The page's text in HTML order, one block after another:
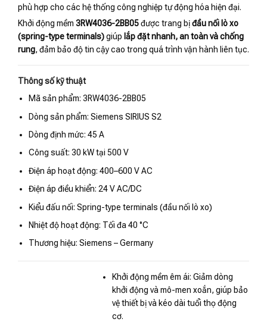
phù hợp cho các hệ thống công nghiệp tự động hóa hiện đại.
Khởi động mềm 3RW4036-2BB05được trang bịđầu nối lò xo
(spring-type terminals)giúp lắp đặt nhanh, an toàn và chống
rung, đảm bảo độ tin cậy cao trong quá trình vận hành liên tục.
Thông số kỹ thuật
Mã sản phẩm: 3RW4036-2BB05
Dòng sản phẩm: Siemens SIRIUS S2
Dòng định mức: 45 A
Công suất: 30 kW tại 500 V
Điện áp hoạt động: 400–600 V AC
Điện áp điều khiển: 24 V AC/DC
Kiểu đấu nối: Spring-type terminals (đầu nối lò xo)
Nhiệt độ hoạt động: Tối đa 40 °C
Thương hiệu: Siemens – Germany
Khởi động mềm êm ái: Giảm dòng
khởi động và mô-men xoắn, giúp bảo
vệ thiết bị và kéo dài tuổi thọ động
cơ.